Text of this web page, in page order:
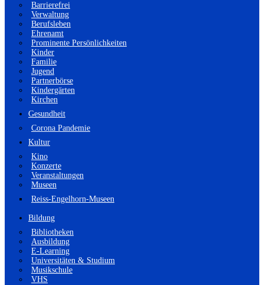
Barrierefrei
Verwaltung
Berufsleben
Ehrenamt
Prominente Persönlichkeiten
Kinder
Familie
Jugend
Partnerbörse
Kindergärten
Kirchen
Gesundheit
Corona Pandemie
Kultur
Kino
Konzerte
Veranstaltungen
Museen
Reiss-Engelhorn-Museen
Bildung
Bibliotheken
Ausbildung
E-Learning
Universitäten & Studium
Musikschule
VHS